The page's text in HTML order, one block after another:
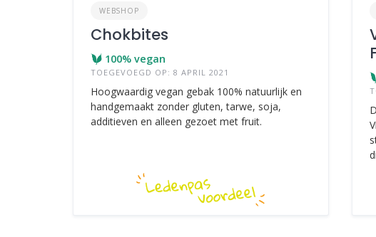
WEBSHOP
Chokbites
100% vegan
TOEGEVOEGD OP: 8 APRIL 2021
Hoogwaardig vegan gebak 100% natuurlijk en
handgemaakt zonder gluten, tarwe, soja,
additieven en alleen gezoet met fruit.